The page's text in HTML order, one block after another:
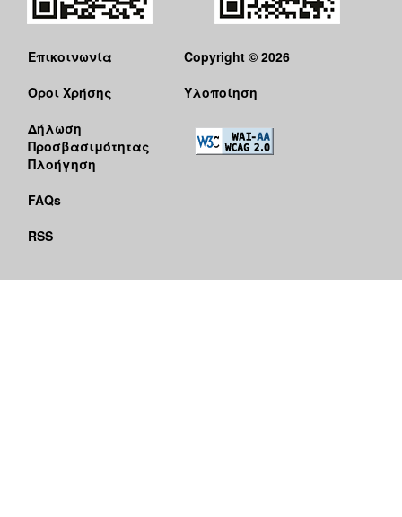
Επικοινωνία
Όροι Χρήσης
Δήλωση
Προσβασιμότητας
Πλοήγηση
FAQs
RSS
Copyright © 2026
Υλοποίηση